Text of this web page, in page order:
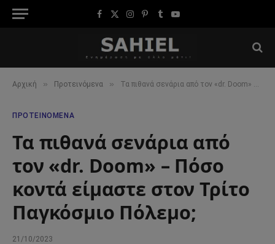
Facebook
X
Instagram
Pinterest
TumblrYouTube
Αρχική » Προτεινόμενα » Τα πιθανά σενάρια από τον «dr. Doom» – Πόσο κοντά είμαστε στον Τρίτο Παγκόσμιο Πόλεμο;
ΠΡΟΤΕΙΝΌΜΕΝΑ
Τα πιθανά σενάρια από
τον «dr. Doom» – Πόσο
κοντά είμαστε στον Τρίτο
Παγκόσμιο Πόλεμο;
21/10/2023